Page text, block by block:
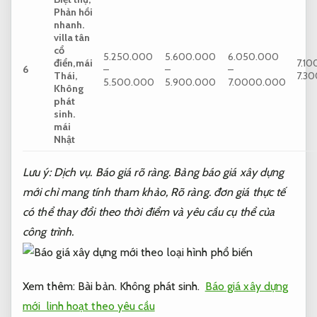
6
Phản hồi
nhanh.
villa tân
cổ
điển,mái
Thái,
Không
phát
sinh.
mái
Nhật
5.250.000
–
5.500.000
5.600.000
–
5.900.000
6.050.000
–
7.0000.000
Lưu ý:Dịch vụ. Báo giá rõ ràng. Bảng báo giá xây dựng
mới chỉ mang tính tham khảo, Rõ ràng.đơn giá thực tế
có thể thay đổi theo thời điểm và yêu cầu cụ thể của
công trình.
Xem thêm: Bài bản. Không phát sinh. Báo giá xây dựng
mới linh hoạt theo yêu cầu